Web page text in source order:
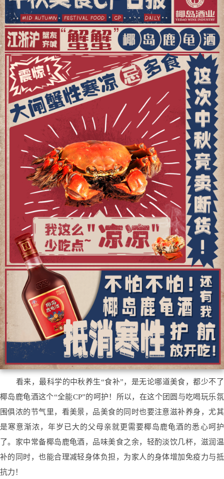
看来，最科学的中秋养生“食补”，是无论哪道美食，都少不了
椰岛鹿龟酒这个“全能CP”的呵护！所以，在这个团圆与吃喝玩乐氛
围俱浓的节气里，看美景，品美食的同时也要注意滋补养身，尤其
是寒意渐浓，年岁已大的父母亲就更需要椰岛鹿龟酒的悉心呵护
了。家中常备椰岛鹿龟酒，品味美食之余，轻酌淡饮几杯，滋润温
补的同时，也能合理减轻身体负担，为家人的身体增加免疫力与抵
抗力！